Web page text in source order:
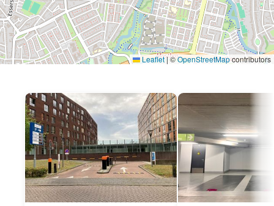
Leaflet|©OpenStreetMapcontributors